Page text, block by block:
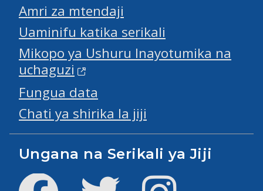
Amri za mtendaji
Uaminifu katika serikali
Mikopo ya Ushuru Inayotumika na
uchaguzi
Fungua data
Chati ya shirika la jiji
Ungana na Serikali ya Jiji
Facebook Twitter